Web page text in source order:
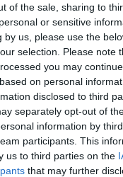
of the sale, sharing to
or sensitive
by us, please use the
selection. Please note
you may
on personal
disclosed to third
separately opt-out of
information by
participants. This
us to third parties on the
that may further
08., szombat
érkező
fel